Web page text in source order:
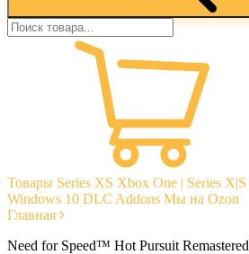
Товары Series XS Xbox One | Series X|S
Windows 10 DLC Addons Мы на Ozon
Главная
Need for Speed™ Hot Pursuit Remastered